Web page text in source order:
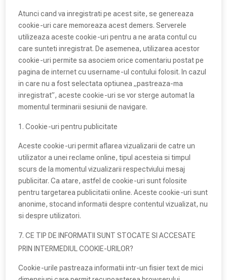
Atunci cand va inregistrati pe acest site, se genereaza
cookie-uri care memoreaza acest demers. Serverele
utilizeaza aceste cookie-uri pentru a ne arata contul cu
care sunteti inregistrat. De asemenea, utilizarea acestor
cookie-uri permite sa asociem orice comentariu postat pe
pagina de internet cu username-ul contului folosit. In cazul
in care nu a fost selectata optiunea „pastreaza-ma
inregistrat”, aceste cookie-uri se vor sterge automat la
momentul terminarii sesiunii de navigare.
Cookie-uri pentru publicitate
Aceste cookie-uri permit aflarea vizualizarii de catre un
utilizator a unei reclame online, tipul acesteia si timpul
scurs de la momentul vizualizarii respectviului mesaj
publicitar. Ca atare, astfel de cookie-uri sunt folosite
pentru targetarea publicitatii online. Aceste cookie-uri sunt
anonime, stocand informatii despre contentul vizualizat, nu
si despre utilizatori.
CE TIP DE INFORMATII SUNT STOCATE SI ACCESATE
PRIN INTERMEDIUL COOKIE-URILOR?
Cookie-urile pastreaza informatii intr-un fisier text de mici